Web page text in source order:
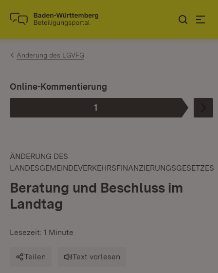
Zum Inhalt springen
Link zur Startseite
Änderung des LGVFG
Phase
1
:
Online-Kommentierung
ÄNDERUNG DES
LANDESGEMEINDEVERKEHRSFINANZIERUNGSGESETZES
Beratung und Beschluss im
Landtag
Lesezeit: 1 Minute
Teilen Text vorlesen